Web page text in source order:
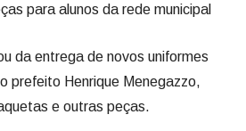
para alunos da rede municipal
da entrega de novos uniformes
prefeito Henrique Menegazzo,
e outras peças.